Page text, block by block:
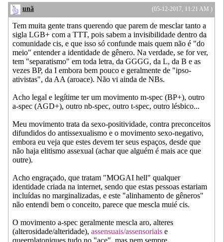
(05-12-2017, 11:21 AM )
unã
Tem muita gente trans querendo que parem de mesclar tanto a
sigla LGB+ com a TTT, pois sabem a invisibilidade dentro da
comunidade cis, e que isso só confunde mais quem não é "do
meio" entender a identidade de gênero. Na verdade, se for ver,
tem "separatismo" em toda letra, da GGGG, da L, da B e as
vezes BP, da I embora bem pouco e geralmente de "ipso-
ativistas", da AA (aroace). Não vi ainda de NBs.
Acho legal e legítime ter um movimento m-spec (BP+), outro
a-spec (AGD+), outro nb-spec, outro t-spec, outro lésbico...
Meu movimento trata da sexo-positividade, contra preconceitos
difundidos do antissexualismo e o movimento sexo-negativo,
embora eu veja que estes devem ter seus espaços, desde que
não haja elitismo assexual (achar que alguém é mais ace que
outre).
Acho engraçado, que tratam "MOGAI hell" qualquer
identidade criada na internet, sendo que estas pessoas estariam
incluídas no marginalizadas, e este "alinhamento de gêneros"
não entendi bem o conceito, parece que mescla muié cis.
O movimento a-spec geralmente mescla aro, alteres
(alterosidade/alteridade), assensuais/assensoriais e
queerplatoniques tudo no "ace", mas nem sempre.